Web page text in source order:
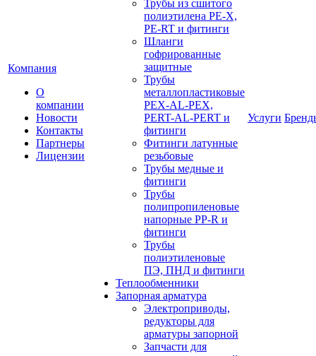
Компания
О
компании
Новости
Контакты
Партнеры
Лицензии
Трубы из сшитого
полиэтилена PE-X,
PE-RT и фитинги
Шланги
гофрированные
защитные
Трубы
металлопластиковые
PEX-AL-PEX,
PERT-AL-PERT и
фитинги
Фитинги латунные
резьбовые
Трубы медные и
фитинги
Трубы
полипропиленовые
напорные PP-R и
фитинги
Трубы
полиэтиленовые
ПЭ, ПНД и фитинги
Теплообменники
Запорная арматура
Электроприводы,
редукторы для
арматуры запорной
Запчасти для
Услуги